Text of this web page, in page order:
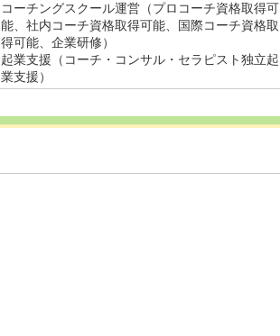
コーチングスクール運営（プロコーチ資格取得可
能、社内コーチ資格取得可能、国際コーチ資格取
得可能、企業研修）
起業支援（コーチ・コンサル・セラピスト独立起
業支援）